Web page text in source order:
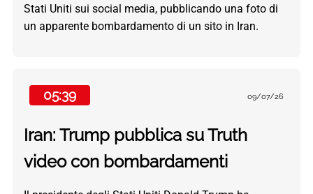
Stati Uniti sui social media, pubblicando una foto di
un apparente bombardamento di un sito in Iran.
05:39 09/07/26
Iran: Trump pubblica su Truth
video con bombardamenti